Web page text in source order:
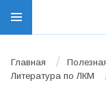
Главная /
Литература по ЛКМ